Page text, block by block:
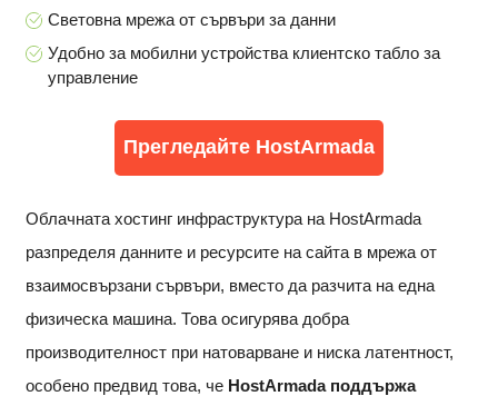
Световна мрежа от сървъри за данни
Удобно за мобилни устройства клиентско табло за
управление
Прегледайте HostArmada
Облачната хостинг инфраструктура на HostArmada
разпределя данните и ресурсите на сайта в мрежа от
взаимосвързани сървъри, вместо да разчита на една
физическа машина. Това осигурява добра
производителност при натоварване и ниска латентност,
особено предвид това, че HostArmada поддържа